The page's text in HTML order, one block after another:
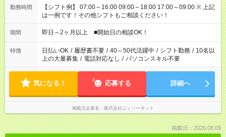
勤務時間
【シフト例】 07:00～16:00 09:00～18:00 17:00～09:00 ※ 上記
は一例です！その他シフトもご相談ください！
期間 即日～2ヶ月以上 ■開始日の相談OK！
特徴 日払いOK / 履歴書不要 / 40～50代活躍中 / シフト勤務 / 10名以
上の大量募集 / 電話対応なし / パソコンスキル不要
気になる！ 応募する 詳細へ
掲載元企業名 株式会社ニッソーネット
掲載日：2026.08.09